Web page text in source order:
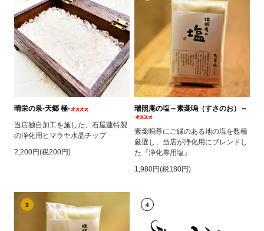
晴栄の泉‐天郷 極‐
当店独自加工を施した、石屋蓮特製
の浄化用ヒマラヤ水晶チップ
2,200円(税200円)
瑞照庵の塩～素戔嗚（すさのお）～
素戔嗚尊にご縁のある地の塩を数種
厳選し、当店が浄化用にブレンドし
た『浄化専用塩』
1,980円(税180円)
3 4